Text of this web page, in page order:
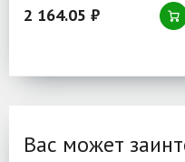
2 164.05 ₽
Вас может